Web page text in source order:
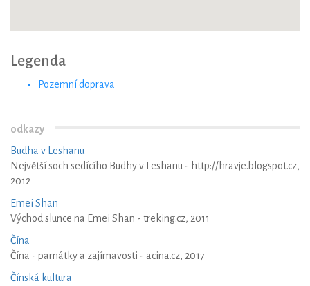
Legenda
Pozemní doprava
odkazy
Budha v Leshanu
Největší soch sedícího Budhy v Leshanu - http://hravje.blogspot.cz,
2012
Emei Shan
Východ slunce na Emei Shan - treking.cz, 2011
Čína
Čína - památky a zajímavosti - acina.cz, 2017
Čínská kultura